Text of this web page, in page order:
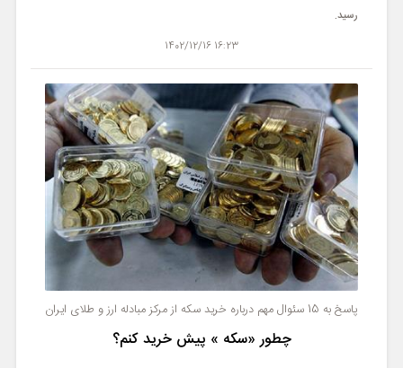
رسید.
16:23 1402/12/16
پاسخ به 15 سئوال مهم درباره خرید سکه از مرکز مبادله ارز و طلای ایران
چطور «سکه » پیش خرید کنم؟